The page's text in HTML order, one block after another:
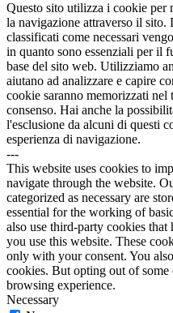
Questo sito utilizza i cookie per
la navigazione attraverso il
classificati come necessari
in quanto sono essenziali per il
base del sito web. Utilizziamo
aiutano ad analizzare e capire
cookie saranno memorizzati
consenso. Hai anche la
l'esclusione da alcuni di questi
esperienza di navigazione.
---
This website uses cookies to
navigate through the website.
categorized as necessary are
essential for the working of
also use third-party cookies
you use this website. These
only with your consent. You
cookies. But opting out of
browsing experience.
Necessary